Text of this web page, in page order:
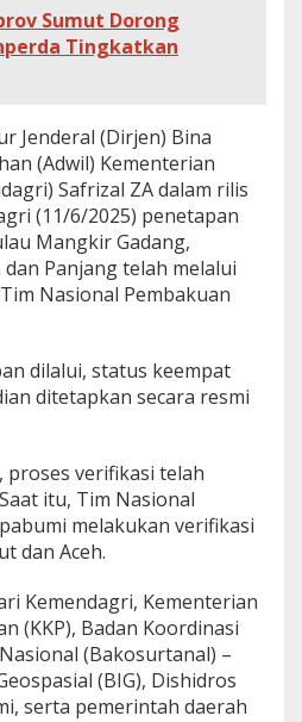
Sumut Dorong
Tingkatkan
Jenderal (Dirjen) Bina
(Adwil) Kementerian
Safrizal ZA dalam rilis
(11/6/2025) penetapan
Mangkir Gadang,
Panjang telah melalui
Nasional Pembakuan
dilalui, status keempat
ditetapkan secara resmi
proses verifikasi telah
itu, Tim Nasional
melakukan verifikasi
dan Aceh.
Kemendagri, Kementerian
(KKP), Badan Koordinasi
(Bakosurtanal) –
(BIG), Dishidros
serta pemerintah daerah